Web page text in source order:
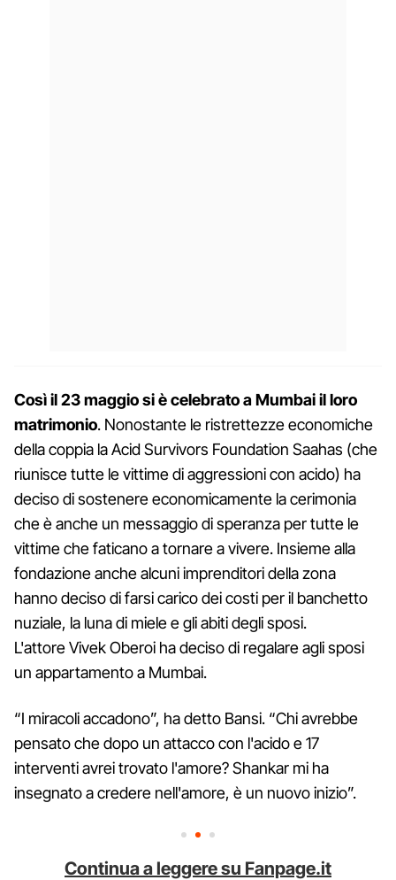
Così il 23 maggio si è celebrato a Mumbai il loro
matrimonio. Nonostante le ristrettezze economiche
della coppia la Acid Survivors Foundation Saahas (che
riunisce tutte le vittime di aggressioni con acido) ha
deciso di sostenere economicamente la cerimonia
che è anche un messaggio di speranza per tutte le
vittime che faticano a tornare a vivere. Insieme alla
fondazione anche alcuni imprenditori della zona
hanno deciso di farsi carico dei costi per il banchetto
nuziale, la luna di miele e gli abiti degli sposi.
L'attore Vivek Oberoi ha deciso di regalare agli sposi
un appartamento a Mumbai.
“I miracoli accadono”, ha detto Bansi. “Chi avrebbe
pensato che dopo un attacco con l'acido e 17
interventi avrei trovato l'amore? Shankar mi ha
insegnato a credere nell'amore, è un nuovo inizio”.
Continua a leggere su Fanpage.it